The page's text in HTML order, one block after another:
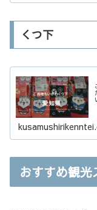
くつ下
おすすめ観